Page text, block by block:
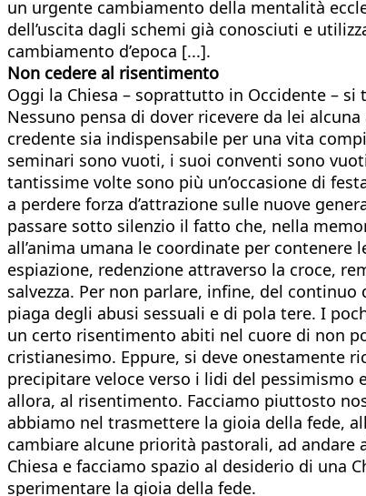
un urgente cambiamento della mentalità
dell’uscita dagli schemi già conosciuti e
cambiamento d’epoca [...].
Non cedere al risentimento
Oggi la Chiesa – soprattutto in Occidente –
Nessuno pensa di dover ricevere da lei
credente sia indispensabile per una vita
seminari sono vuoti, i suoi conventi sono
tantissime volte sono più un’occasione di
a perdere forza d’attrazione sulle nuove
passare sotto silenzio il fatto che, nella
all’anima umana le coordinate per contenere
espiazione, redenzione attraverso la croce,
salvezza. Per non parlare, infine, del
piaga degli abusi sessuali e di pola tere. I
un certo risentimento abiti nel cuore di non
cristianesimo. Eppure, si deve onestamente
precipitare veloce verso i lidi del pessimismo
allora, al risentimento. Facciamo piuttosto
abbiamo nel trasmettere la gioia della fede,
cambiare alcune priorità pastorali, ad andare
Chiesa e facciamo spazio al desiderio di una
sperimentare la gioia della fede.